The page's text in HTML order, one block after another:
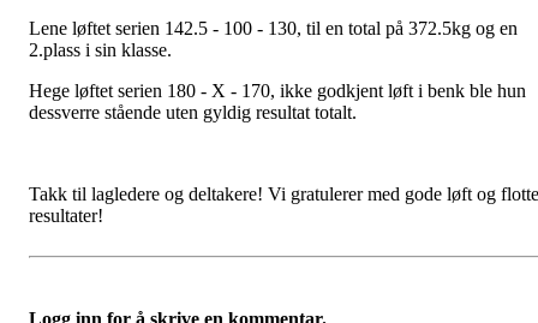
Lene løftet serien 142.5 - 100 - 130, til en total på 372.5kg og en
2.plass i sin klasse.
Hege løftet serien 180 - X - 170, ikke godkjent løft i benk ble hun
dessverre stående uten gyldig resultat totalt.
Takk til lagledere og deltakere! Vi gratulerer med gode løft og flotte
resultater!